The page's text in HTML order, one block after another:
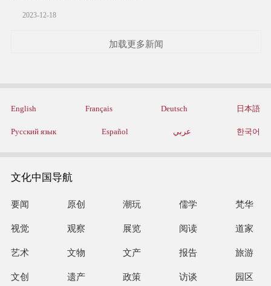
2023-12-18
加载更多新闻
English Français Deutsch 日本語
Русский язык Español عربي 한국어
文化中国导航
要闻 原创 潮玩 儒学 梵华
视觉 观察 展览 阅读 道家
艺术 文物 文产 报告 旅游
文创 遗产 政策 访谈 园区